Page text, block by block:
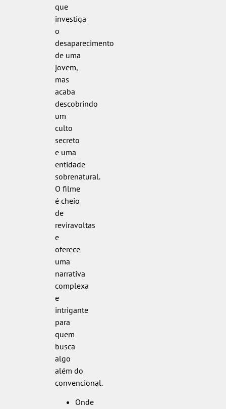
que
investiga
o
desaparecimento
de uma
jovem,
mas
acaba
descobrindo
um
culto
secreto
e uma
entidade
sobrenatural.
O filme
é cheio
de
reviravoltas
e
oferece
uma
narrativa
complexa
e
intrigante
para
quem
busca
algo
além do
convencional.
Onde